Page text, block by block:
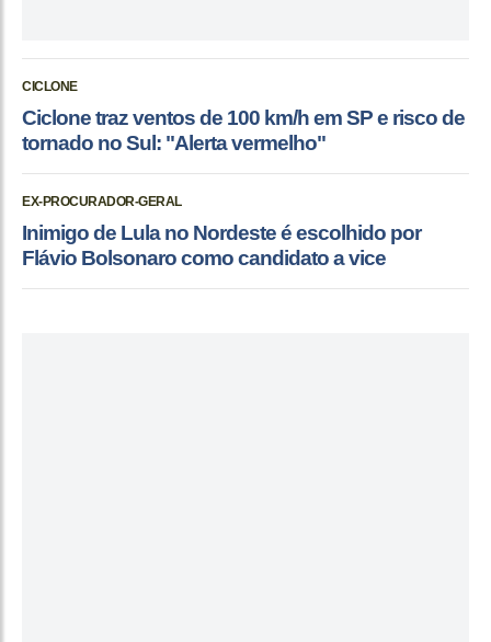
CICLONE
Ciclone traz ventos de 100 km/h em SP e risco de
tornado no Sul: "Alerta vermelho"
EX-PROCURADOR-GERAL
Inimigo de Lula no Nordeste é escolhido por
Flávio Bolsonaro como candidato a vice